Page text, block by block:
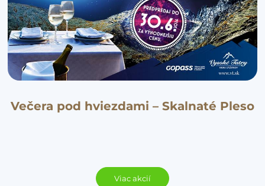
Večera pod hviezdami – Skalnaté Pleso
Viac akcií